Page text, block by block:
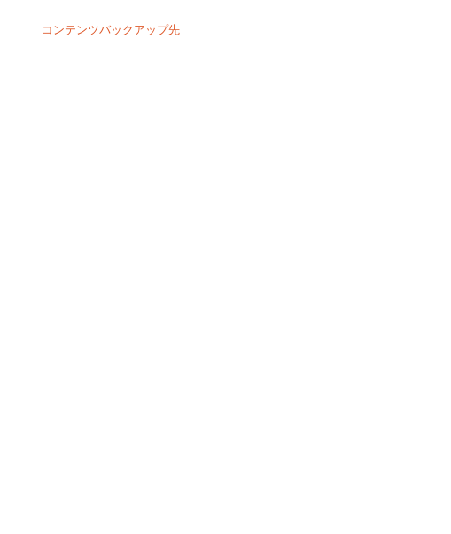
コンテンツバックアップ先